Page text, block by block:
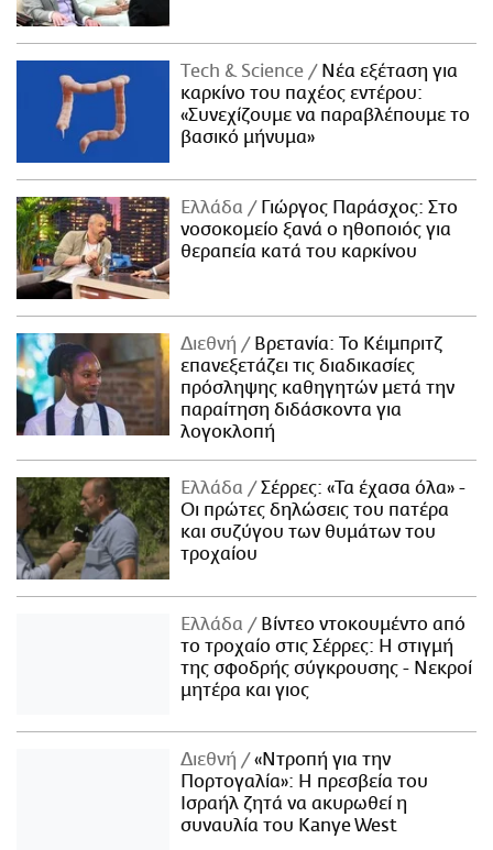
Τech & Science
Νέα εξέταση για
καρκίνο του παχέος εντέρου:
«Συνεχίζουμε να παραβλέπουμε το
βασικό μήνυμα»
Ελλάδα
Γιώργος Παράσχος: Στο
νοσοκομείο ξανά ο ηθοποιός για
θεραπεία κατά του καρκίνου
Διεθνή
Βρετανία: Το Κέιμπριτζ
επανεξετάζει τις διαδικασίες
πρόσληψης καθηγητών μετά την
παραίτηση διδάσκοντα για
λογοκλοπή
Ελλάδα
Σέρρες: «Τα έχασα όλα» -
Οι πρώτες δηλώσεις του πατέρα
και συζύγου των θυμάτων του
τροχαίου
Ελλάδα
Βίντεο ντοκουμέντο από
το τροχαίο στις Σέρρες: Η στιγμή
της σφοδρής σύγκρουσης - Νεκροί
μητέρα και γιος
Διεθνή
«Ντροπή για την
Πορτογαλία»: Η πρεσβεία του
Ισραήλ ζητά να ακυρωθεί η
συναυλία του Kanye West